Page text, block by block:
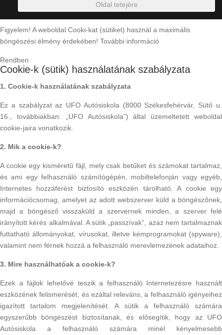
Oldal tetejére
Figyelem! A weboldal Cooki-kat (sütiket) használ a maximális
böngészési élmény érdekében! További információ
Rendben
Cookie-k (sütik) használatának szabályzata
1. Cookie-k használatának szabályzata
Ez a szabályzat az UFO Autósiskola (8000 Székesfehérvár, Sütő u.
16., továbbiakban: „UFO Autósiskola”) által üzemeltetett weboldal
cookie-jaira vonatkozik.
2. Mik a cookie-k?
A cookie egy kisméretű fájl, mely csak betűket és számokat tartalmaz,
és ami egy felhasználó számítógépén, mobiltelefonján vagy egyéb,
Internetes hozzáférést biztosító eszközén tárolható. A cookie egy
információcsomag, amelyet az adott webszerver küld a böngészőnek,
majd a böngésző visszaküld a szervernek minden, a szerver felé
irányított kérés alkalmával. A sütik „passzívak”, azaz nem tartalmaznak
futtatható állományokat, vírusokat, illetve kémprogramokat (spyware),
valamint nem férnek hozzá a felhasználó merevlemezének adataihoz.
3. Mire használhatóak a cookie-k?
Ezek a fájlok lehetővé teszik a felhasználó Internetezésre használt
eszközének felismerését, és ezáltal releváns, a felhasználó igényeihez
igazított tartalom megjelenítését. A sütik a felhasználó számára
egyszerűbb böngészést biztosítanak, és elősegítik, hogy az UFO
Autósiskola a felhasználó számára minél kényelmesebb